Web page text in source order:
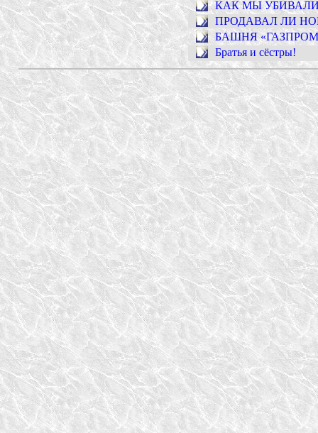
КАК МЫ
ПРОДАВАЛ ЛИ
БАШНЯ
Братья и сёстры!